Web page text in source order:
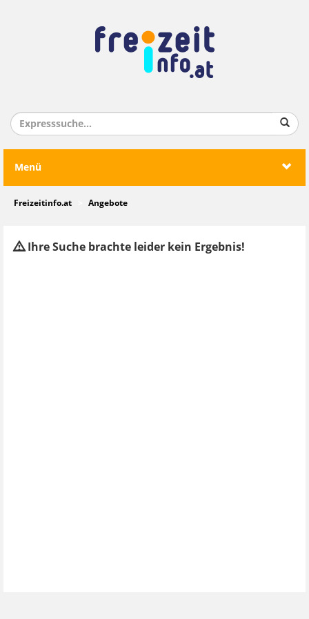
Menü
Freizeitinfo.at Angebote
Ihre Suche brachte leider kein Ergebnis!